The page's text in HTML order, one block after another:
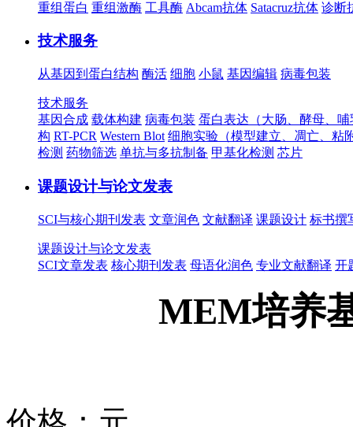
重组蛋白 重组激酶 工具酶 Abcam抗体 Satacruz抗体 诊断
技术服务
从基因到蛋白结构 酶活 细胞 小鼠 基因编辑 病毒包装
技术服务
基因合成 载体构建 病毒包装 蛋白表达（大肠、酵母、
构 RT-PCR Western Blot 细胞实验（模型建立、凋亡、粘
检测 药物筛选 单抗与多抗制备 甲基化检测 芯片
课题设计与论文发表
SCI与核心期刊发表 文章润色 文献翻译 课题设计 标书撰
课题设计与论文发表
SCI文章发表 核心期刊发表 母语化润色 专业文献翻译 开
MEM培养